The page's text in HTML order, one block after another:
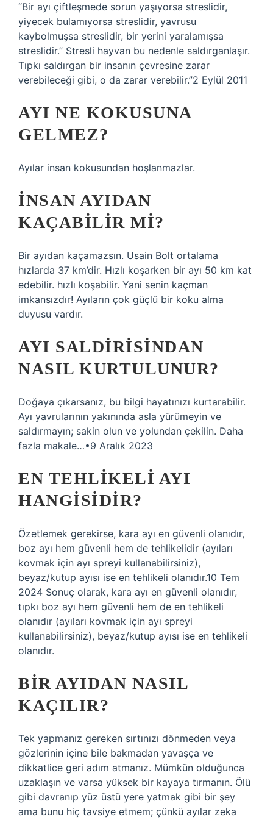
“Bir ayı çiftleşmede sorun yaşıyorsa streslidir,
yiyecek bulamıyorsa streslidir, yavrusu
kaybolmuşsa streslidir, bir yerini yaralamışsa
streslidir.” Stresli hayvan bu nedenle saldırganlaşır.
Tıpkı saldırgan bir insanın çevresine zarar
verebileceği gibi, o da zarar verebilir.”2 Eylül 2011
AYI NE KOKUSUNA
GELMEZ?
Ayılar insan kokusundan hoşlanmazlar.
İNSAN AYIDAN
KAÇABILIR MI?
Bir ayıdan kaçamazsın. Usain Bolt ortalama
hızlarda 37 km’dir. Hızlı koşarken bir ayı 50 km kat
edebilir. hızlı koşabilir. Yani senin kaçman
imkansızdır! Ayıların çok güçlü bir koku alma
duyusu vardır.
AYI SALDIRISINDAN
NASIL KURTULUNUR?
Doğaya çıkarsanız, bu bilgi hayatınızı kurtarabilir.
Ayı yavrularının yakınında asla yürümeyin ve
saldırmayın; sakin olun ve yolundan çekilin. Daha
fazla makale…•9 Aralık 2023
EN TEHLIKELI AYI
HANGISIDIR?
Özetlemek gerekirse, kara ayı en güvenli olanıdır,
boz ayı hem güvenli hem de tehlikelidir (ayıları
kovmak için ayı spreyi kullanabilirsiniz),
beyaz/kutup ayısı ise en tehlikeli olanıdır.10 Tem
2024 Sonuç olarak, kara ayı en güvenli olanıdır,
tıpkı boz ayı hem güvenli hem de en tehlikeli
olanıdır (ayıları kovmak için ayı spreyi
kullanabilirsiniz), beyaz/kutup ayısı ise en tehlikeli
olanıdır.
BIR AYIDAN NASIL
KAÇILIR?
Tek yapmanız gereken sırtınızı dönmeden veya
gözlerinin içine bile bakmadan yavaşça ve
dikkatlice geri adım atmanız. Mümkün olduğunca
uzaklaşın ve varsa yüksek bir kayaya tırmanın. Ölü
gibi davranıp yüz üstü yere yatmak gibi bir şey
ama bunu hiç tavsiye etmem; çünkü ayılar zeka